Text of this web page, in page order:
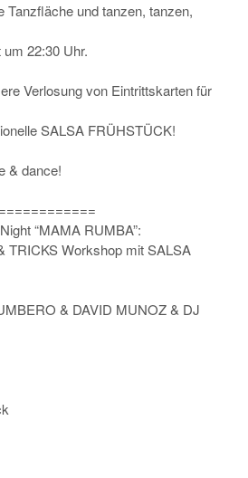
Tanzfläche und tanzen, tanzen,
22:30 Uhr.
Verlosung von Eintrittskarten für
SALSA FRÜHSTÜCK!
& dance!
“MAMA RUMBA”:
TRICKS Workshop mit SALSA
& DAVID MUNOZ & DJ